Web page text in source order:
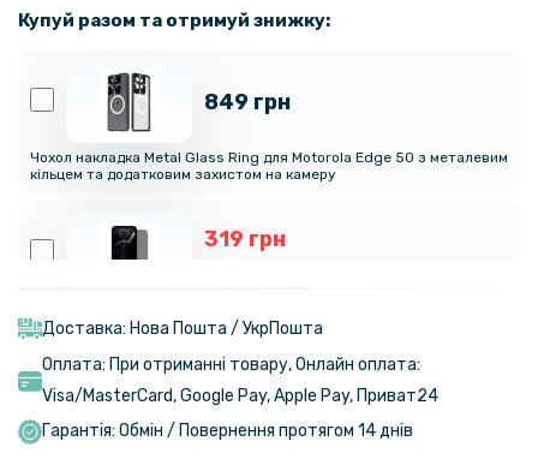
Купуй разом та отримуй знижку:
849 грн
Чохол накладка Metal Glass Ring для Motorola Edge 50 з металевим
кільцем та додатковим захистом на камеру
319 грн
(Антишпигун)
239 грн
299 грн
Доставка: Нова Пошта / УкрПошта
Оплата: При отриманні товару, Онлайн оплата:
Visa/MasterСard, Google Pay, Apple Pay, Приват24
Гарантія: Обмін / Повернення протягом 14 днів